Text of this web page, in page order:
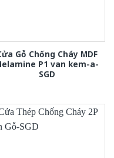
Gỗ Chống Cháy MDF
P1 van kem-a-
SGD